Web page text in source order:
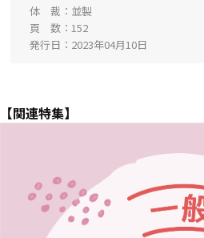
体 裁
並製
頁 数
152
発行日
2023年04月10日
【関連特集】